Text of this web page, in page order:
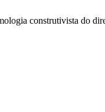
construtivista do